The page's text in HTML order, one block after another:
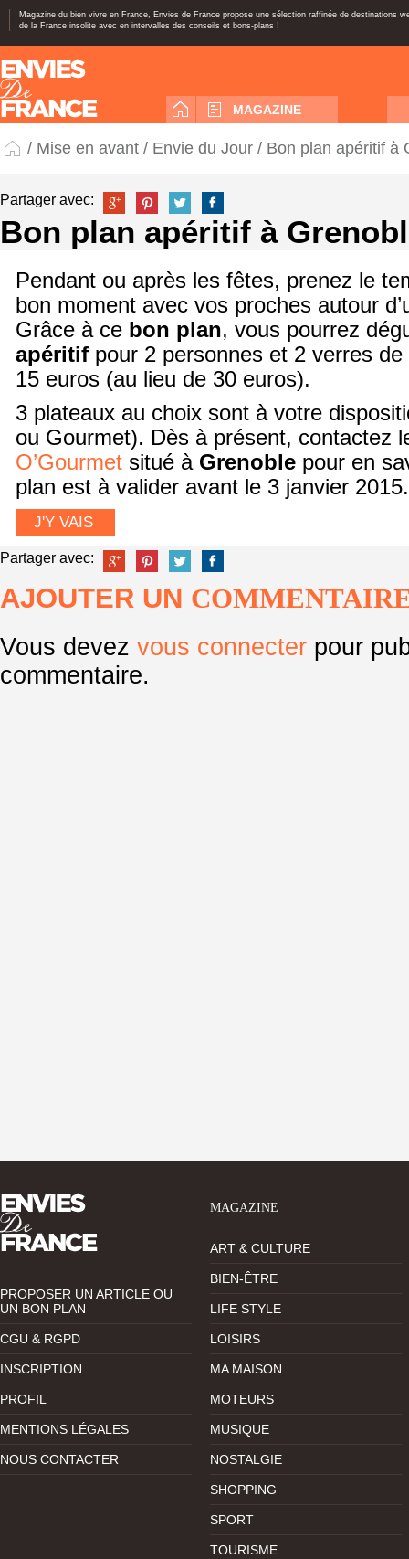
Magazine du bien vivre en France, Envies de France propose une sélection raffinée de destinations
de la France insolite avec en intervalles des conseils et bons-plans !
MAGAZINE
/ Mise en avant / Envie du Jour / Bon plan apéritif à
Partager avec:
Bon plan apéritif à
Pendant ou après les fêtes, prenez le
bon moment avec vos proches autour
Grâce à ce bon plan, vous pourrez
apéritif pour 2 personnes et 2 verres de
15 euros (au lieu de 30 euros).
3 plateaux au choix sont à votre
ou Gourmet). Dès à présent, contactez
O’Gourmet situé à Grenoble pour en
plan est à valider avant le 3 janvier 2015.
J'Y VAIS
Partager avec:
AJOUTER UN
Vous devez vous connecter pour
commentaire.
PROPOSER UN ARTICLE OU
UN BON PLAN
CGU & RGPD
INSCRIPTION
PROFIL
MENTIONS LÉGALES
NOUS CONTACTER
MAGAZINE
ART & CULTURE
BIEN-ÊTRE
LIFE STYLE
LOISIRS
MA MAISON
MOTEURS
MUSIQUE
NOSTALGIE
SHOPPING
SPORT
TOURISME